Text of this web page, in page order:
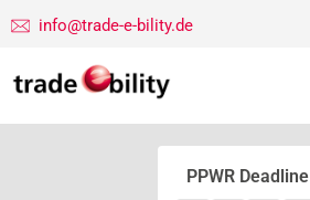
info@trade-e-bility.de
PPWR Deadline